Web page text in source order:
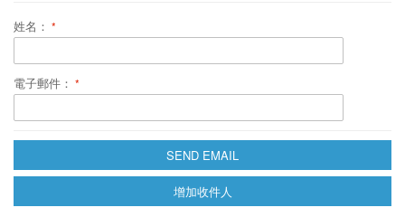
姓名：
電子郵件：
SEND EMAIL
增加收件人